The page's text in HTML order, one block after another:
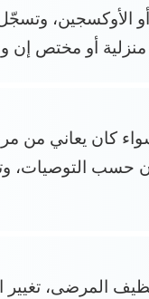
وتسجّل
أو مختص إن
كان يعاني من
حسب
المرضى، تغيير